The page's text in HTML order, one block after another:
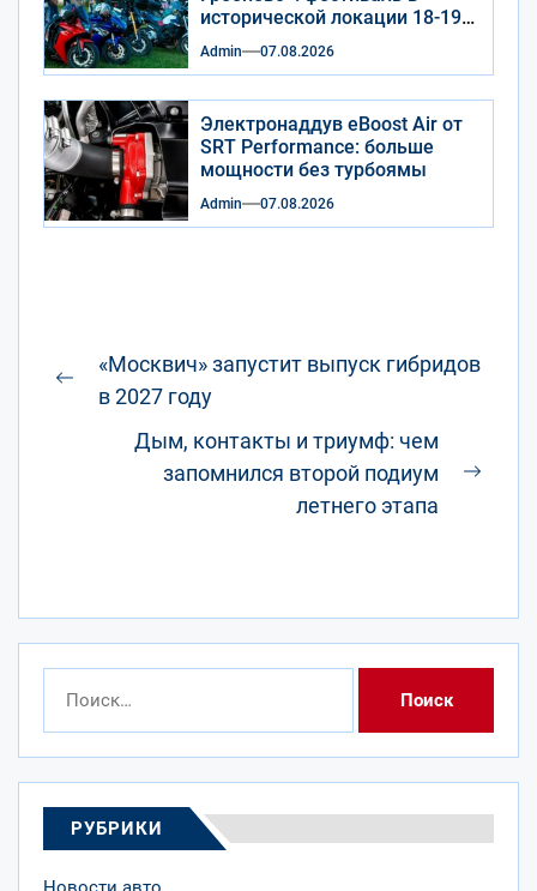
исторической локации 18-19
сентября 2026 года
Admin 07.08.2026
Электронаддув eBoost Air от
SRT Performance: больше
мощности без турбоямы
Admin 07.08.2026
Навигация
по
записям
Предыдущая
«Москвич» запустит выпуск гибридов
в 2027 году
Дым, контакты и триумф: чем
запомнился второй подиум
летнего этапа
РУБРИКИ